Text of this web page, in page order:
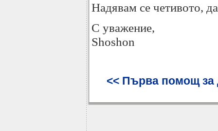
Надявам се четивото,
С уважение,
Shoshon
<< Първа помощ за